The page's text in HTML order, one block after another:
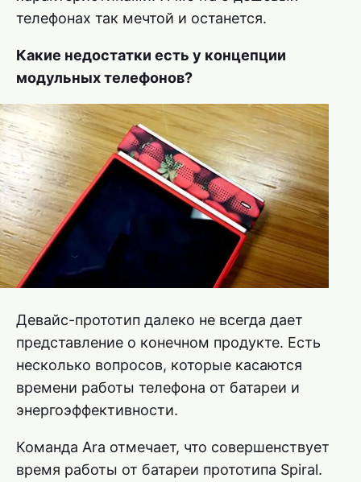
телефонах так мечтой и останется.
Какие недостатки есть у концепции
модульных телефонов?
Девайс-прототип далеко не всегда дает
представление о конечном продукте. Есть
несколько вопросов, которые касаются
времени работы телефона от батареи и
энергоэффективности.
Команда Ara отмечает, что совершенствует
время работы от батареи прототипа Spiral.